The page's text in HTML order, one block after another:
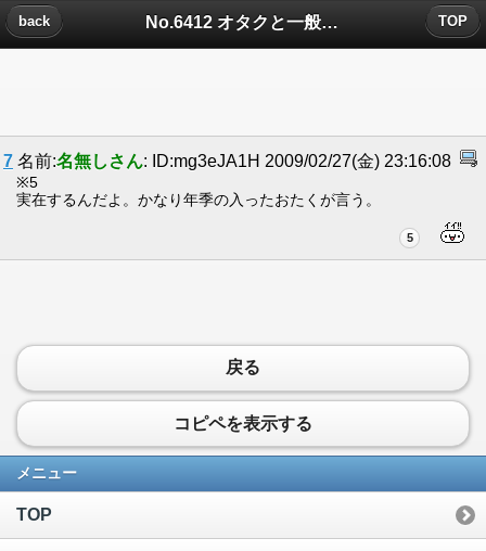
No.6412 オタクと一般人の見分け方についたコメント
back TOP
7 名前:名無しさん: ID:mg3eJA1H 2009/02/27(金) 23:16:08
※5
実在するんだよ。かなり年季の入ったおたくが言う。
5
戻る
コピペを表示する
メニュー
TOP